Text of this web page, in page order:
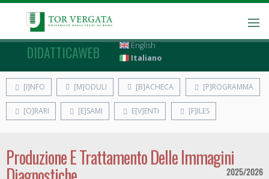
DIDATTICAWEB
English
Italiano
[I]NFO [M]ODULI [B]ACHECA [P]ROGRAMMA
[O]RARI [E]SAMI E[V]ENTI [F]ILES
Produzione E Trattamento Delle Immagini
2025/2026